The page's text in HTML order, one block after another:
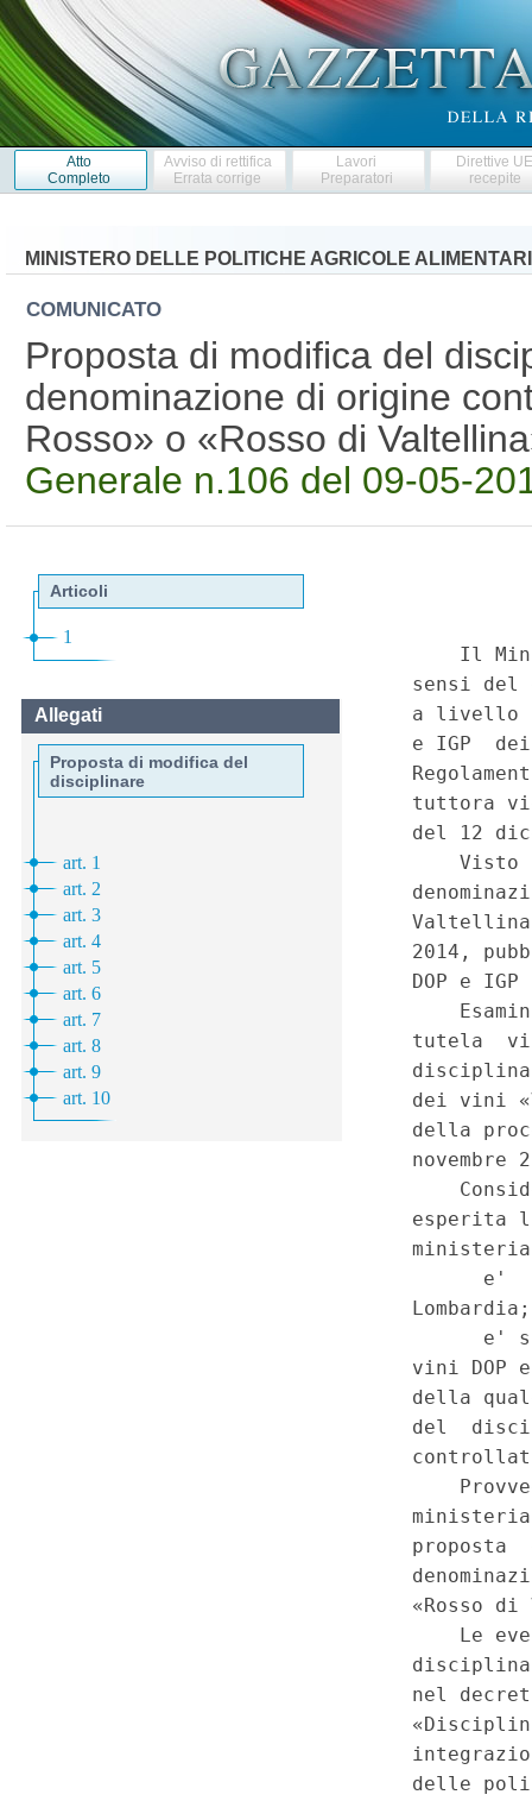
Atto
Completo
Avviso di rettifica
Errata corrige
Lavori
Preparatori
Direttive
recepite
MINISTERO DELLE POLITICHE AGRICOLE
COMUNICATO
Proposta di modifica del
denominazione di origine
Rosso» o «Rosso di
Generale n.106 del 09-05-